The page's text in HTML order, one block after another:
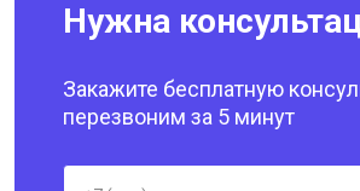
Нужна
Закажите бесплатную
перезвоним за 5 минут